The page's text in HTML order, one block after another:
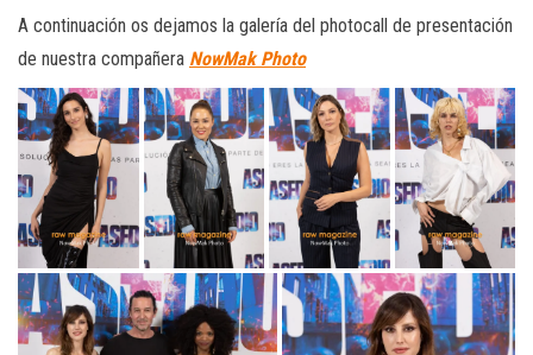
A continuación os dejamos la galería del photocall de presentación
de nuestra compañera NowMak Photo